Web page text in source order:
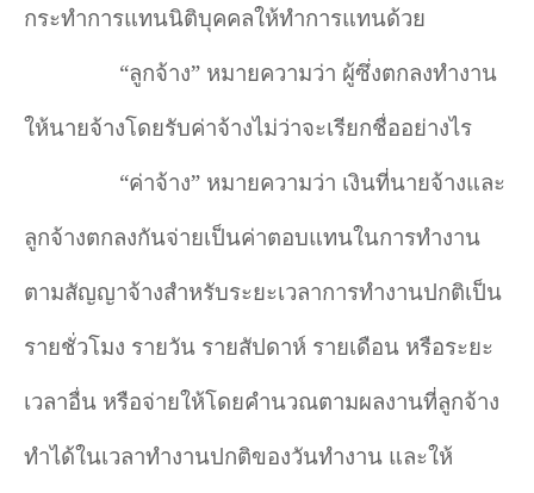
กระทำการแทนนิติบุคคลให้ทำการแทนด้วย
“ลูกจ้าง” หมายความว่า ผู้ซึ่งตกลงทำงาน
ให้นายจ้างโดยรับค่าจ้างไม่ว่าจะเรียกชื่ออย่างไร
“ค่าจ้าง” หมายความว่า เงินที่นายจ้างและ
ลูกจ้างตกลงกันจ่ายเป็นค่าตอบแทนในการทำงาน
ตามสัญญาจ้างสำหรับระยะเวลาการทำงานปกติเป็น
รายชั่วโมง รายวัน รายสัปดาห์ รายเดือน หรือระยะ
เวลาอื่น หรือจ่ายให้โดยคำนวณตามผลงานที่ลูกจ้าง
ทำได้ในเวลาทำงานปกติของวันทำงาน และให้